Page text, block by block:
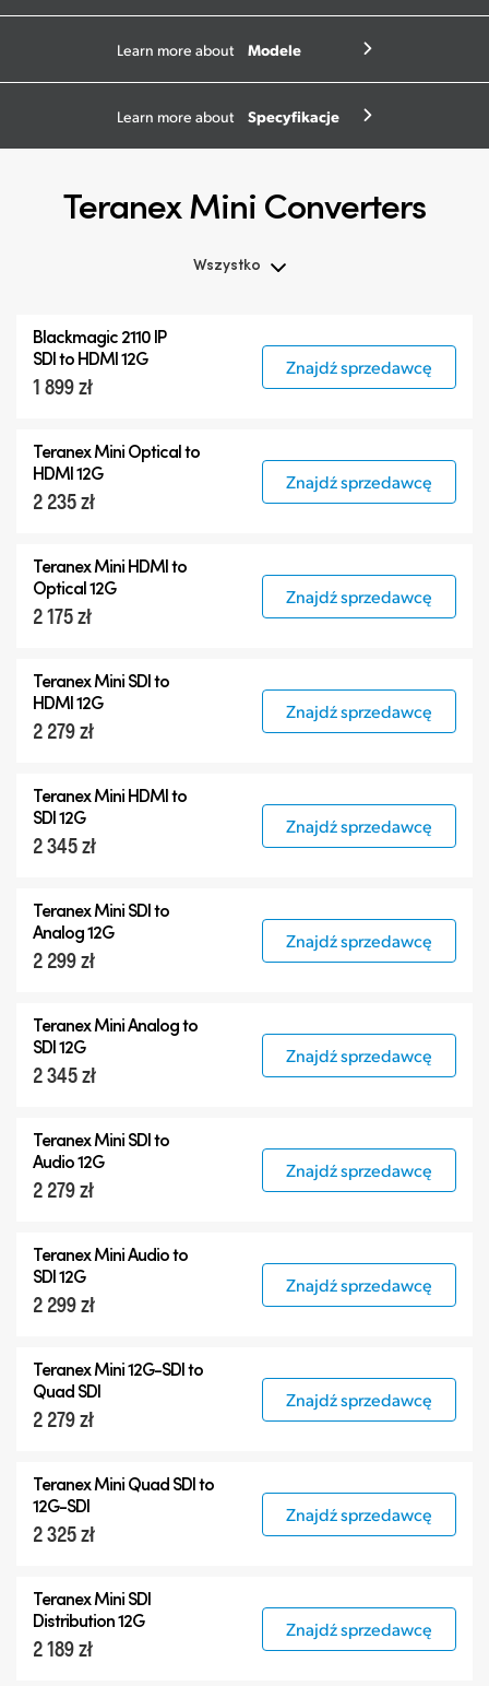
Learn more about Modele
Learn more about Specyfikacje
Teranex Mini Converters
Wszystko
Teranex Mini
Teranex Mini Optical Fiber
Blackmagic 2110 IP
SDI to HDMI 12G
1 899 zł
Znajdź sprzedawcę
Teranex Mini Optical to
HDMI 12G
2 235 zł
Znajdź sprzedawcę
Teranex Mini HDMI to
Optical 12G
2 175 zł
Znajdź sprzedawcę
Teranex Mini SDI to
HDMI 12G
2 279 zł
Znajdź sprzedawcę
Teranex Mini HDMI to
SDI 12G
2 345 zł
Znajdź sprzedawcę
Teranex Mini SDI to
Analog 12G
2 299 zł
Znajdź sprzedawcę
Teranex Mini Analog to
SDI 12G
2 345 zł
Znajdź sprzedawcę
Teranex Mini SDI to
Audio 12G
2 279 zł
Znajdź sprzedawcę
Teranex Mini Audio to
SDI 12G
2 299 zł
Znajdź sprzedawcę
Teranex Mini12G-SDIto
Quad SDI
2 279 zł
Znajdź sprzedawcę
Teranex Mini Quad SDI to
12G-SDI
2 325 zł
Znajdź sprzedawcę
Teranex Mini SDI
Distribution 12G
2 189 zł
Znajdź sprzedawcę